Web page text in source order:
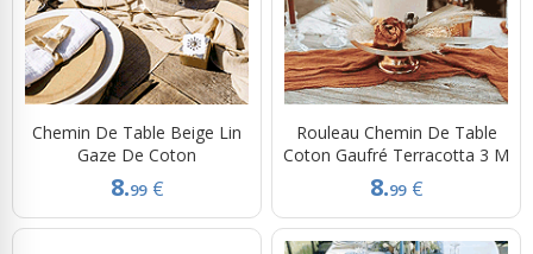
Chemin De Table Beige Lin
Gaze De Coton
8.99 €
Rouleau Chemin De Table
Coton Gaufré Terracotta 3 M
8.99 €